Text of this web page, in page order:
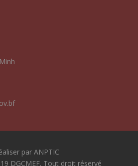
par ANPTIC
DGCMEF. Tout droit réservé